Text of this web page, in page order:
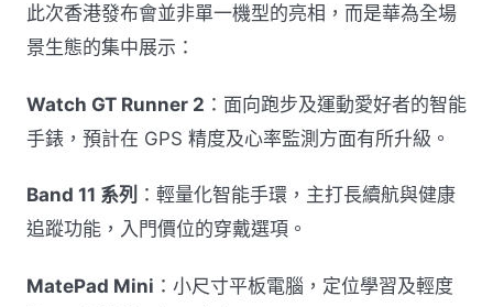
此次香港發布會並非單一機型的亮相，而是華為全場
景生態的集中展示：
Watch GT Runner 2 ：面向跑步及運動愛好者的智能
手錶，預計在 GPS 精度及心率監測方面有所升級。
Band 11 系列 ：輕量化智能手環，主打長續航與健康
追蹤功能，入門價位的穿戴選項。
MatePad Mini ：小尺寸平板電腦，定位學習及輕度